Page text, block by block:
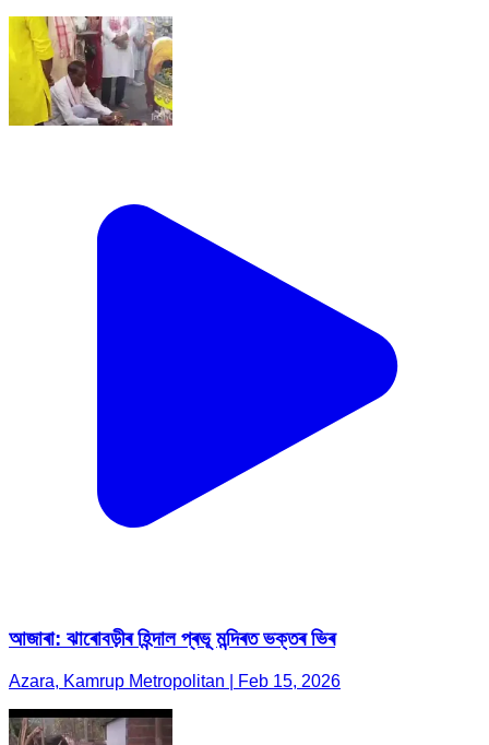
আজাৰা: ঝাৰোবড়ীৰ হিন্দাল প্ৰভূ মন্দিৰত ভক্তৰ ভিৰ
Azara, Kamrup Metropolitan | Feb 15, 2026